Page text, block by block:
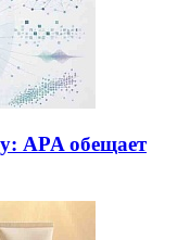
APA обещает